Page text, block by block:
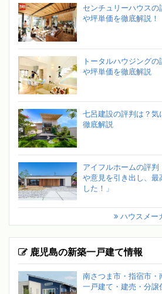
センチュリーハウスの
や坪単価を徹底解説！
トータルハウジング
や坪単価を徹底解説
七呂建設の評判は？気
徹底解説
アイフルホームの評
や意見を引き出し、最
した！」
ハウスメー
鹿児島の新築一戸建て情報
南さつま市・指宿市
一戸建て・建売・分譲